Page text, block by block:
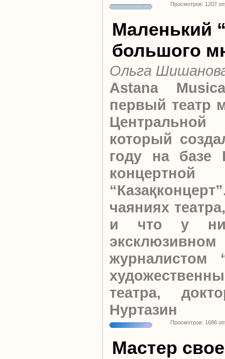
Просмотров: 1207
Маленький
большого
Ольга
Astana
первый театр
который
году на базе
чаяниях
и что у
журналистом
театра,
Нуртазин
Просмотров: 1686
Мастер